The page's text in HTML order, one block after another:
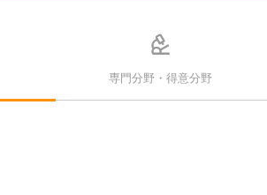
専門分野・得意分野